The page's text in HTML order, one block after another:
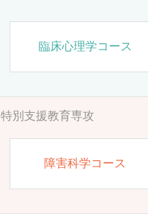
臨床心理学コース
特別支援教育専攻
障害科学コース